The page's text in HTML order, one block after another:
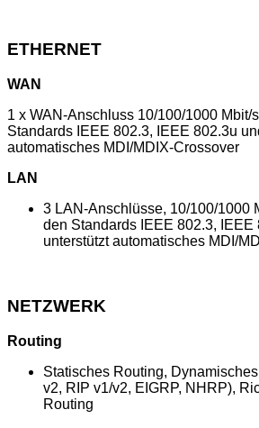
ETHERNET
WAN
1 x WAN-Anschluss 10/100/1000 Mbit/
Standards IEEE 802.3, IEEE 802.3u
automatisches MDI/MDIX-Crossover
LAN
3 LAN-Anschlüsse, 10/100/1000
den Standards IEEE 802.3, IEEE
unterstützt automatisches MDI/
NETZWERK
Routing
Statisches Routing,
v2, RIP v1/v2, EIGRP, NHRP),
Routing